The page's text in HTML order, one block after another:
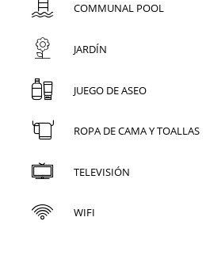
COMMUNAL POOL
JARDÍN
JUEGO DE ASEO
ROPA DE CAMA Y TOALLAS
TELEVISIÓN
WIFI